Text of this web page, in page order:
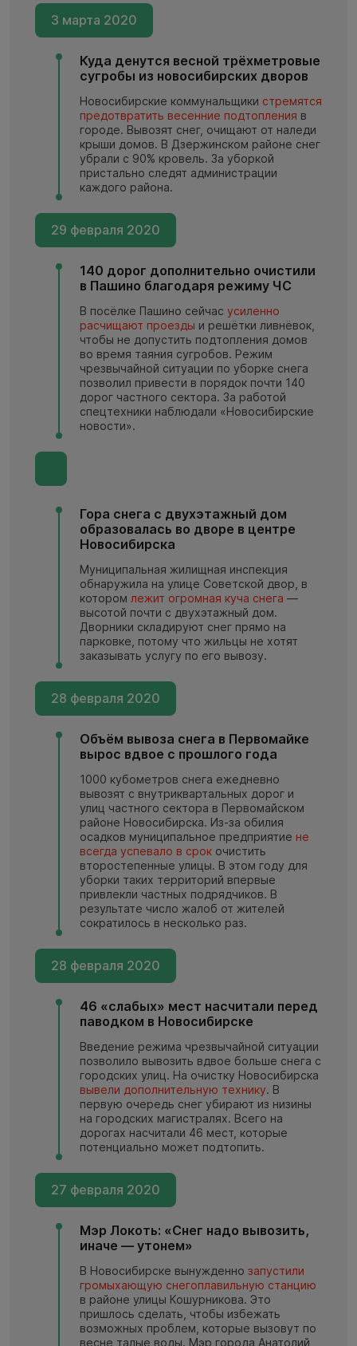
3 марта 2020
Куда денутся весной трёхметровые
сугробы из новосибирских дворов
Новосибирские коммунальщики стремятся
предотвратить весенние подтопления в
городе. Вывозят снег, очищают от наледи
крыши домов. В Дзержинском районе снег
убрали с 90% кровель. За уборкой
пристально следят администрации
каждого района.
29 февраля 2020
140 дорог дополнительно очистили
в Пашино благодаря режиму ЧС
В посёлке Пашино сейчас усиленно
расчищают проезды и решётки ливнёвок,
чтобы не допустить подтопления домов
во время таяния сугробов. Режим
чрезвычайной ситуации по уборке снега
позволил привести в порядок почти 140
дорог частного сектора. За работой
спецтехники наблюдали «Новосибирские
новости».
Гора снега с двухэтажный дом
образовалась во дворе в центре
Новосибирска
Муниципальная жилищная инспекция
обнаружила на улице Советской двор, в
котором лежит огромная куча снега —
высотой почти с двухэтажный дом.
Дворники складируют снег прямо на
парковке, потому что жильцы не хотят
заказывать услугу по его вывозу.
28 февраля 2020
Объём вывоза снега в Первомайке
вырос вдвое с прошлого года
1000 кубометров снега ежедневно
вывозят с внутриквартальных дорог и
улиц частного сектора в Первомайском
районе Новосибирска. Из-за обилия
осадков муниципальное предприятие не
всегда успевало в срок очистить
второстепенные улицы. В этом году для
уборки таких территорий впервые
привлекли частных подрядчиков. В
результате число жалоб от жителей
сократилось в несколько раз.
28 февраля 2020
46 «слабых» мест насчитали перед
паводком в Новосибирске
Введение режима чрезвычайной ситуации
позволило вывозить вдвое больше снега с
городских улиц. На очистку Новосибирска
вывели дополнительную технику. В
первую очередь снег убирают из низины
на городских магистралях. Всего на
дорогах насчитали 46 мест, которые
потенциально может подтопить.
27 февраля 2020
Мэр Локоть: «Снег надо вывозить,
иначе — утонем»
В Новосибирске вынужденно запустили
громыхающую снегоплавильную станцию
в районе улицы Кошурникова. Это
пришлось сделать, чтобы избежать
возможных проблем, которые вызовут по
весне талые воды. Мэр города Анатолий